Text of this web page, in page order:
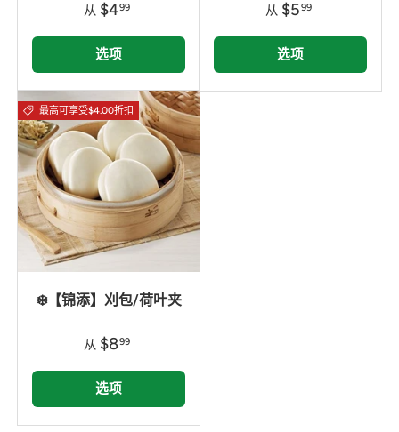
从 $499
选项
从 $599
选项
最高可享受$4.00折扣
❄️【锦添】刈包/荷叶夹
从 $899
选项